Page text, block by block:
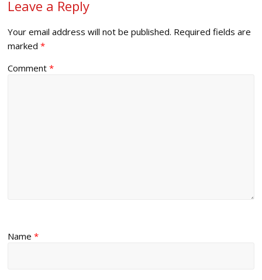
Leave a Reply
Your email address will not be published. Required fields are
marked*
Comment*
Name*